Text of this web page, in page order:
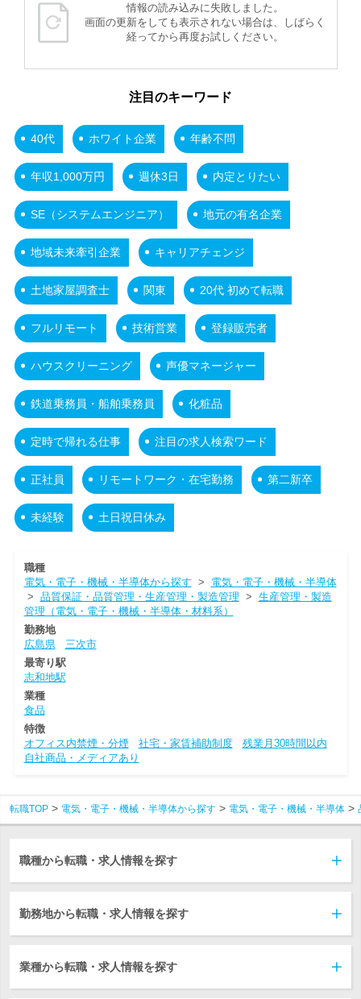
情報の読み込みに失敗しました。
画面の更新をしても表示されない場合は、しばらく
経ってから再度お試しください。
注目のキーワード
40代 ホワイト企業 年齢不問
年収1,000万円 週休3日 内定とりたい
SE（システムエンジニア） 地元の有名企業
地域未来牽引企業 キャリアチェンジ
土地家屋調査士 関東 20代 初めて転職
フルリモート 技術営業 登録販売者
ハウスクリーニング 声優マネージャー
鉄道乗務員・船舶乗務員 化粧品
定時で帰れる仕事 注目の求人検索ワード
正社員 リモートワーク・在宅勤務 第二新卒
未経験 土日祝日休み
職種
電気・電子・機械・半導体から探す > 電気・電子・機械・半導体
> 品質保証・品質管理・生産管理・製造管理 > 生産管理・製造
管理（電気・電子・機械・半導体・材料系）
勤務地
広島県
三次市
最寄り駅
志和地駅
業種
食品
特徴
オフィス内禁煙・分煙
社宅・家賃補助制度
残業月30時間以内
自社商品・メディアあり
転職TOP 電気・電子・機械・半導体から探す 電気・電子・機械・半導体
職種から転職・求人情報を探す
勤務地から転職・求人情報を探す
業種から転職・求人情報を探す